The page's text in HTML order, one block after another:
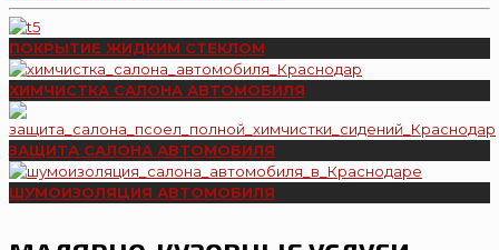
ПОКРЫТИЕ ЖИДКИМ СТЕКЛОМ
ХИМЧИСТКА САЛОНА АВТОМОБИЛЯ
ЗАЩИТА САЛОНА АВТОМОБИЛЯ
ШУМОИЗОЛЯЦИЯ АВТОМОБИЛЯ